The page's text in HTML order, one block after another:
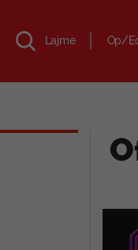
Lajme Op/